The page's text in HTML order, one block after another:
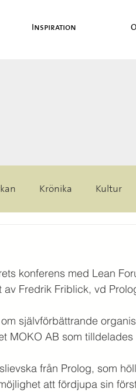
Inspiration
Krönika Kultur
konferens med Lean
Fredrik Friblick, vd
självförbättrande
MOKO AB som tilldelades
från Prolog, som
att fördjupa sin